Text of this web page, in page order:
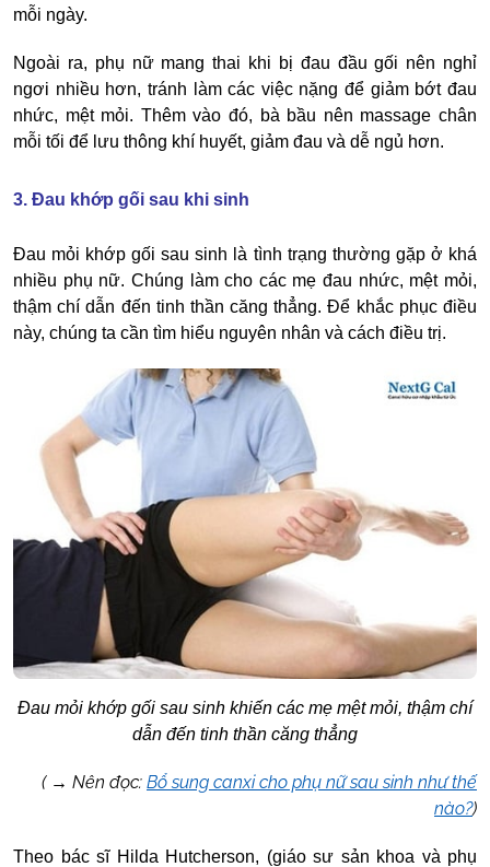
mỗi ngày.
Ngoài ra, phụ nữ mang thai khi bị đau đầu gối nên nghỉ
ngơi nhiều hơn, tránh làm các việc nặng để giảm bớt đau
nhức, mệt mỏi. Thêm vào đó, bà bầu nên massage chân
mỗi tối để lưu thông khí huyết, giảm đau và dễ ngủ hơn.
3. Đau khớp gối sau khi sinh
Đau mỏi khớp gối sau sinh là tình trạng thường gặp ở khá
nhiều phụ nữ. Chúng làm cho các mẹ đau nhức, mệt mỏi,
thậm chí dẫn đến tinh thần căng thẳng. Để khắc phục điều
này, chúng ta cần tìm hiểu nguyên nhân và cách điều trị.
Đau mỏi khớp gối sau sinh khiến các mẹ mệt mỏi, thậm chí
dẫn đến tinh thần căng thẳng
( → Nên đọc: Bổ sung canxi cho phụ nữ sau sinh như thế
nào?)
Theo bác sĩ Hilda Hutcherson, (giáo sư sản khoa và phụ